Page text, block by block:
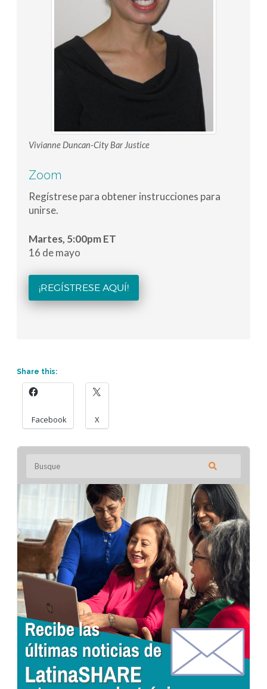
Vivianne Duncan-City Bar Justice
Zoom
Regístrese para obtener instrucciones para
unirse.
Martes, 5:00pm ET
16 de mayo
¡REGÍSTRESE AQUÍ!
Share this:
Facebook X